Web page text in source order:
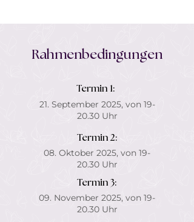
Rahmenbedingungen
Termin 1:
21. September 2025, von 19-
20.30 Uhr
Termin 2:
08. Oktober 2025, von 19-
20.30 Uhr
Termin 3:
09. November 2025, von 19-
20.30 Uhr